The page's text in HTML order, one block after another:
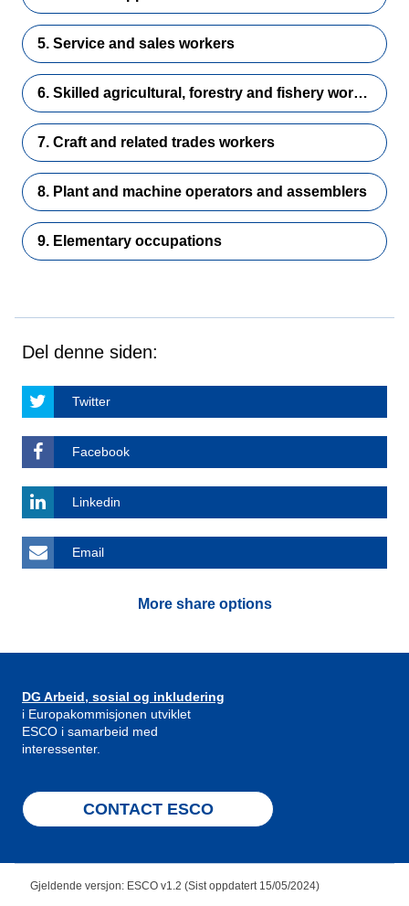
5. Service and sales workers
6. Skilled agricultural, forestry and fishery workers
7. Craft and related trades workers
8. Plant and machine operators and assemblers
9. Elementary occupations
Del denne siden:
Twitter
Facebook
Linkedin
Email
More share options
DG Arbeid, sosial og inkludering
i Europakommisjonen utviklet
ESCO i samarbeid med
interessenter.
CONTACT ESCO
Gjeldende versjon: ESCO v1.2 (Sist oppdatert 15/05/2024)